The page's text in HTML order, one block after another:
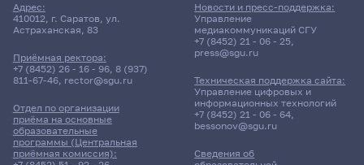
Адрес:
410012, г. Саратов, ул.
Астраханская, 83
Приёмная ректора:
+7 (8452) 26 - 16 - 96, 8 (937)
811-67-46, rector@sgu.ru
Отдел по организации
приёма на основные
образовательные
программы (Центральная
приёмная комиссия):
Сведения об
Новости и пресс-поддержка:
Управление
медиакоммуникаций СГУ
+7 (8452) 21 - 06 - 25,
press@sgu.ru
Техническая поддержка сайта:
Управление цифровых и
информационных технологий
+7 (8452) 21 - 06 - 64,
bessonov@sgu.ru